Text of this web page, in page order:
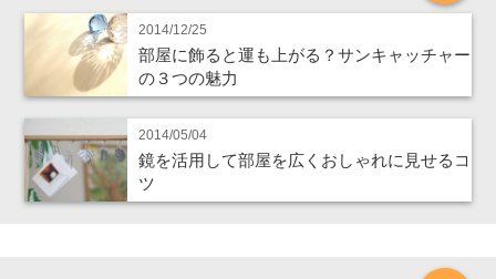
2014/12/25
部屋に飾ると運も上がる？サンキャッチャー
の３つの魅力
2014/05/04
鏡を活用して部屋を広くおしゃれに見せるコ
ツ